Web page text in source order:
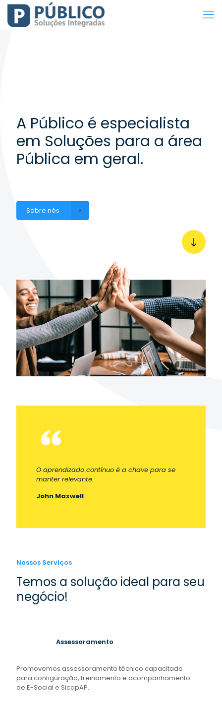
A Público é especialista
em Soluções para a área
Pública em geral.
Sobre nós
O aprendizado contínuo é a chave para se
manter relevante.
John Maxwell
Nossos Serviços
Temos a solução ideal para seu
negócio!
Assessoramento
Promovemos assessoramento técnico capacitado
para configuração, treinamento e acompanhamento
de E-Social e SicapAP.